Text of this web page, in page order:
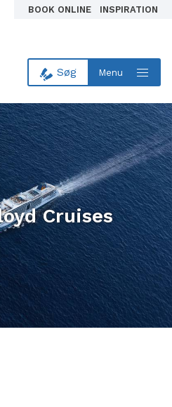
BOOK ONLINE INSPIRATION
Søg Menu
Cruises